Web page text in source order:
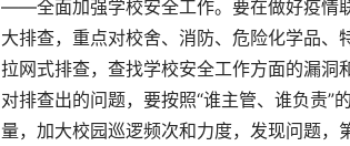
——全面加强学校安全工作。要在做好疫情
大排查，重点对校舍、消防、危险化学品、
拉网式排查，查找学校安全工作方面的漏洞
对排查出的问题，要按照“谁主管、谁负责
量，加大校园巡逻频次和力度，发现问题，